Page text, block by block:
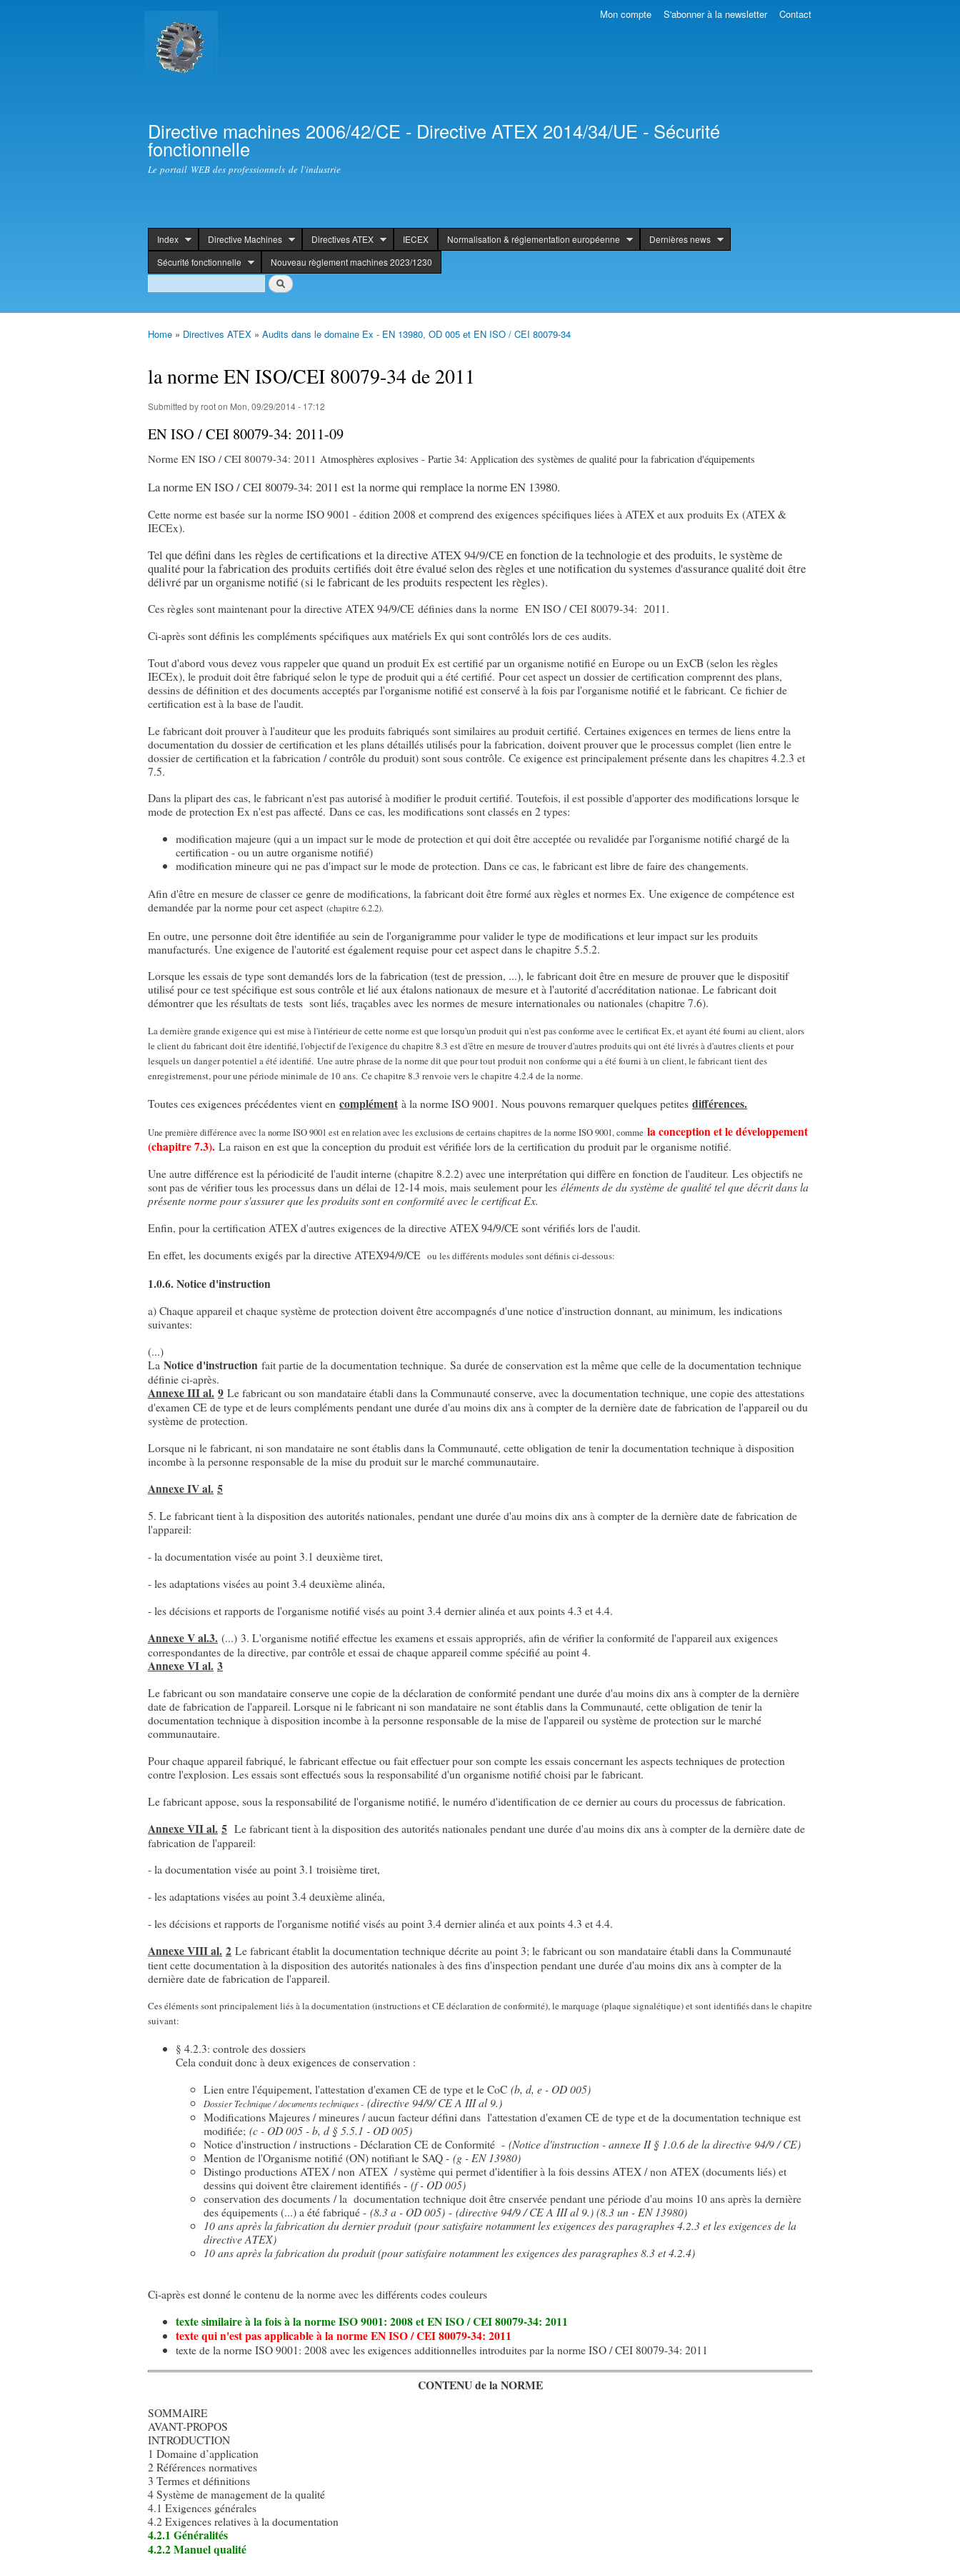
Directive machines 2006/42/CE - Directive ATEX 2014/34/UE - Sécurité
fonctionnelle
Le portail WEB des professionnels de l'industrie
header
Index Directive Machines Directives ATEX IECEX Normalisation & réglementation européenne
Dernières news
Sécurité fonctionnelle
Nouveau règlement machines 2023/1230
Search
Search
Mon compte S'abonner à la newsletter Contact
Home » Directives ATEX » Audits dans le domaine Ex - EN 13980, OD 005 et EN ISO / CEI 80079-34
la norme EN ISO/CEI 80079-34 de 2011
Submitted byrooton Mon, 09/29/2014 - 17:12
EN ISO / CEI 80079-34: 2011-09
Norme EN ISO / CEI 80079-34: 2011 Atmosphères explosives - Partie 34: Application des systèmes de qualité pour la fabrication d'équipements
La norme EN ISO / CEI 80079-34: 2011 est la norme qui remplace la norme EN 13980.
Cette norme est basée sur la norme ISO 9001 - édition 2008 et comprend des exigences spécifiques liées à ATEX et aux produits Ex (ATEX &
IECEx).
Tel que défini dans les règles de certifications et la directive ATEX 94/9/CE en fonction de la technologie et des produits, le système de
qualité pour la fabrication des produits certifiés doit être évalué selon des règles et une notification du systemes d'assurance qualité doit être
délivré par un organisme notifié (si le fabricant de les produits respectent les règles).
Ces règles sont maintenant pour la directive ATEX 94/9/CE définies dans la norme EN ISO / CEI 80079-34: 2011.
Ci-après sont définis les compléments spécifiques aux matériels Ex qui sont contrôlés lors de ces audits.
Tout d'abord vous devez vous rappeler que quand un produit Ex est certifié par un organisme notifié en Europe ou un ExCB (selon les règles
IECEx), le produit doit être fabriqué selon le type de produit qui a été certifié. Pour cet aspect un dossier de certification comprennt des plans,
dessins de définition et des documents acceptés par l'organisme notifié est conservé à la fois par l'organisme notifié et le fabricant. Ce fichier de
certification est à la base de l'audit.
Le fabricant doit prouver à l'auditeur que les produits fabriqués sont similaires au produit certifié. Certaines exigences en termes de liens entre la
documentation du dossier de certification et les plans détaillés utilisés pour la fabrication, doivent prouver que le processus complet (lien entre le
dossier de certification et la fabrication / contrôle du produit) sont sous contrôle. Ce exigence est principalement présente dans les chapitres 4.2.3 et
7.5.
Dans la plipart des cas, le fabricant n'est pas autorisé à modifier le produit certifié. Toutefois, il est possible d'apporter des modifications lorsque le
mode de protection Ex n'est pas affecté. Dans ce cas, les modifications sont classés en 2 types:
modification majeure (qui a un impact sur le mode de protection et qui doit être acceptée ou revalidée par l'organisme notifié chargé de la
certification - ou un autre organisme notifié)
modification mineure qui ne pas d'impact sur le mode de protection. Dans ce cas, le fabricant est libre de faire des changements.
Afin d'être en mesure de classer ce genre de modifications, la fabricant doit être formé aux règles et normes Ex. Une exigence de compétence est
demandée par la norme pour cet aspect (chapitre 6.2.2).
En outre, une personne doit être identifiée au sein de l'organigramme pour valider le type de modifications et leur impact sur les produits
manufacturés. Une exigence de l'autorité est également requise pour cet aspect dans le chapitre 5.5.2.
Lorsque les essais de type sont demandés lors de la fabrication (test de pression, ...), le fabricant doit être en mesure de prouver que le dispositif
utilisé pour ce test spécifique est sous contrôle et lié aux étalons nationaux de mesure et à l'autorité d'accréditation nationae. Le fabricant doit
démontrer que les résultats de tests sont liés, traçables avec les normes de mesure internationales ou nationales (chapitre 7.6).
La dernière grande exigence qui est mise à l'intérieur de cette norme est que lorsqu'un produit qui n'est pas conforme avec le certificat Ex, et ayant été fourni au client, alors
le client du fabricant doit être identifié, l'objectif de l'exigence du chapitre 8.3 est d'être en mesure de trouver d'autres produits qui ont été livrés à d'autres clients et pour
lesquels un danger potentiel a été identifié. Une autre phrase de la norme dit que pour tout produit non conforme qui a été fourni à un client, le fabricant tient des
enregistremenst, pour une période minimale de 10 ans. Ce chapitre 8.3 renvoie vers le chapitre 4.2.4 de la norme.
Toutes ces exigences précédentes vient en complément à la norme ISO 9001. Nous pouvons remarquer quelques petites différences.
Une première différence avec la norme ISO 9001 est en relation avec les exclusions de certains chapitres de la norme ISO 9001, comme la conception et le développement
(chapitre 7.3). La raison en est que la conception du produit est vérifiée lors de la certification du produit par le organisme notifié.
Une autre différence est la périodicité de l'audit interne (chapitre 8.2.2) avec une interprétation qui diffère en fonction de l'auditeur. Les objectifs ne
sont pas de vérifier tous les processus dans un délai de 12-14 mois, mais seulement pour les éléments de du système de qualité tel que décrit dans la
présente norme pour s'assurer que les produits sont en conformité avec le certificat Ex.
Enfin, pour la certification ATEX d'autres exigences de la directive ATEX 94/9/CE sont vérifiés lors de l'audit.
En effet, les documents exigés par la directive ATEX94/9/CE ou les différents modules sont définis ci-dessous:
1.0.6. Notice d'instruction
a) Chaque appareil et chaque système de protection doivent être accompagnés d'une notice d'instruction donnant, au minimum, les indications
suivantes:
(...)
La Notice d'instruction fait partie de la documentation technique. Sa durée de conservation est la même que celle de la documentation technique
définie ci-après.
Annexe III al. 9 Le fabricant ou son mandataire établi dans la Communauté conserve, avec la documentation technique, une copie des attestations
d'examen CE de type et de leurs compléments pendant une durée d'au moins dix ans à compter de la dernière date de fabrication de l'appareil ou du
système de protection.
Lorsque ni le fabricant, ni son mandataire ne sont établis dans la Communauté, cette obligation de tenir la documentation technique à disposition
incombe à la personne responsable de la mise du produit sur le marché communautaire.
Annexe IV al. 5
5. Le fabricant tient à la disposition des autorités nationales, pendant une durée d'au moins dix ans à compter de la dernière date de fabrication de
l'appareil:
- la documentation visée au point 3.1 deuxième tiret,
- les adaptations visées au point 3.4 deuxième alinéa,
- les décisions et rapports de l'organisme notifié visés au point 3.4 dernier alinéa et aux points 4.3 et 4.4.
Annexe V al.3. (...) 3. L'organisme notifié effectue les examens et essais appropriés, afin de vérifier la conformité de l'appareil aux exigences
correspondantes de la directive, par contrôle et essai de chaque appareil comme spécifié au point 4.
Annexe VI al. 3
Le fabricant ou son mandataire conserve une copie de la déclaration de conformité pendant une durée d'au moins dix ans à compter de la dernière
date de fabrication de l'appareil. Lorsque ni le fabricant ni son mandataire ne sont établis dans la Communauté, cette obligation de tenir la
documentation technique à disposition incombe à la personne responsable de la mise de l'appareil ou système de protection sur le marché
communautaire.
Pour chaque appareil fabriqué, le fabricant effectue ou fait effectuer pour son compte les essais concernant les aspects techniques de protection
contre l'explosion. Les essais sont effectués sous la responsabilité d'un organisme notifié choisi par le fabricant.
Le fabricant appose, sous la responsabilité de l'organisme notifié, le numéro d'identification de ce dernier au cours du processus de fabrication.
Annexe VII al. 5 Le fabricant tient à la disposition des autorités nationales pendant une durée d'au moins dix ans à compter de la dernière date de
fabrication de l'appareil:
- la documentation visée au point 3.1 troisième tiret,
- les adaptations visées au point 3.4 deuxième alinéa,
- les décisions et rapports de l'organisme notifié visés au point 3.4 dernier alinéa et aux points 4.3 et 4.4.
Annexe VIII al. 2 Le fabricant établit la documentation technique décrite au point 3; le fabricant ou son mandataire établi dans la Communauté
tient cette documentation à la disposition des autorités nationales à des fins d'inspection pendant une durée d'au moins dix ans à compter de la
dernière date de fabrication de l'appareil.
Ces éléments sont principalement liés à la documentation (instructions et CE déclaration de conformité), le marquage (plaque signalétique) et sont identifiés dans le chapitre
suivant:
§ 4.2.3: controle des dossiers
Cela conduit donc à deux exigences de conservation :
Lien entre l'équipement, l'attestation d'examen CE de type et le CoC(b, d, e - OD 005)
Dossier Technique / documents techniques - (directive 94/9/ CE A III al 9.)
Modifications Majeures / mineures / aucun facteur défini dans l'attestation d'examen CE de type et de la documentation technique est
modifiée;(c - OD 005 - b, d § 5.5.1 - OD 005)
Notice d'instruction / instructions - Déclaration CE de Conformité -(Notice d'instruction - annexe II § 1.0.6 de la directive 94/9 / CE)
Mention de l'Organisme notifié (ON) notifiant le SAQ -(g - EN 13980)
Distingo productions ATEX / non ATEX / système qui permet d'identifier à la fois dessins ATEX / non ATEX (documents liés) et
dessins qui doivent être clairement identifiés -(f - OD 005)
conservation des documents / la documentation technique doit être cnservée pendant une période d'au moins 10 ans après la dernière
des équipements (...) a été fabriqué -(8.3 a - OD 005) -(directive 94/9 / CE A III al 9.) (8.3 un - EN 13980)
10 ans après la fabrication du dernier produit(pour satisfaire notamment les exigences des paragraphes 4.2.3 et les exigences de la
directive ATEX)
10 ans après la fabrication du produit (pour satisfaire notamment les exigences des paragraphes 8.3 et 4.2.4)
Ci-après est donné le contenu de la norme avec les différents codes couleurs
texte similaire à la fois à la norme ISO 9001: 2008 et EN ISO / CEI 80079-34: 2011
texte qui n'est pas applicable à la norme EN ISO / CEI 80079-34: 2011
texte de la norme ISO 9001: 2008 avec les exigences additionnelles introduites par la norme ISO / CEI 80079-34: 2011
CONTENU de la NORME
SOMMAIRE
AVANT-PROPOS
INTRODUCTION
1 Domaine d’application
2 Références normatives
3 Termes et définitions
4 Système de management de la qualité
4.1 Exigences générales
4.2 Exigences relatives à la documentation
4.2.1 Généralités
4.2.2 Manuel qualité